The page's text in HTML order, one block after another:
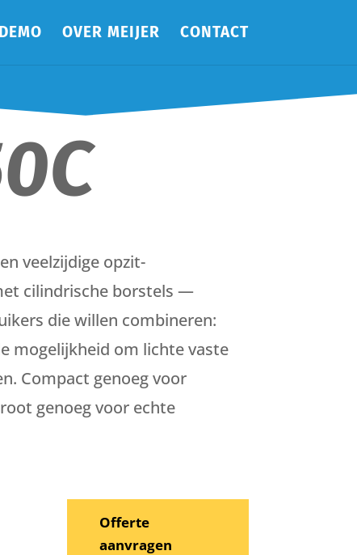
DEMO OVER MEIJER CONTACT
veelzijdige opzit-
cilindrische borstels —
die willen combineren:
mogelijkheid om lichte vaste
Compact genoeg voor
genoeg voor echte
Offerte
aanvragen